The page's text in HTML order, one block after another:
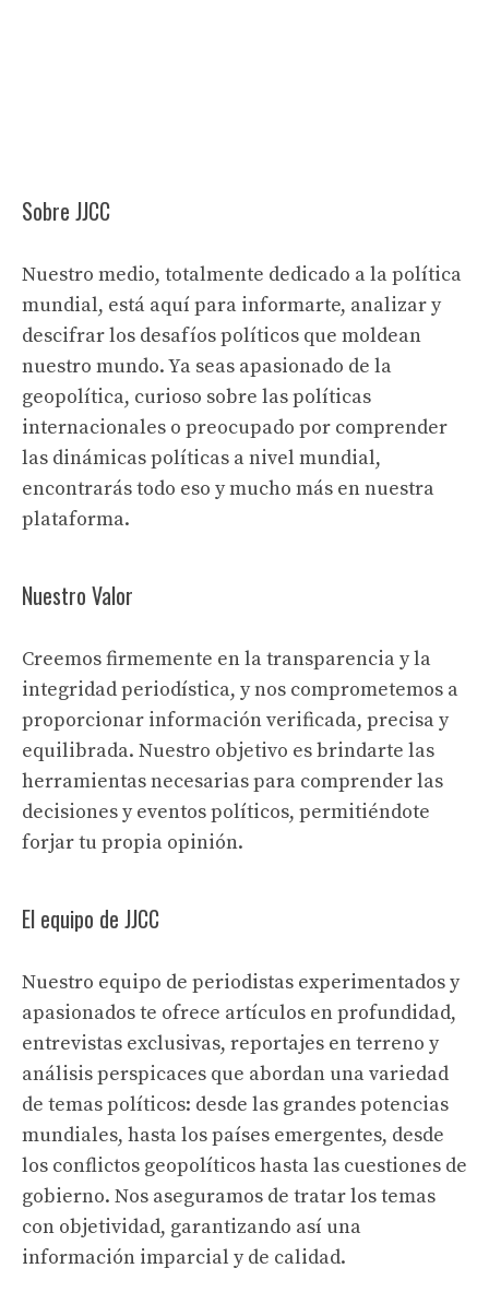
Sobre JJCC
Nuestro medio, totalmente dedicado a la política
mundial, está aquí para informarte, analizar y
descifrar los desafíos políticos que moldean
nuestro mundo. Ya seas apasionado de la
geopolítica, curioso sobre las políticas
internacionales o preocupado por comprender
las dinámicas políticas a nivel mundial,
encontrarás todo eso y mucho más en nuestra
plataforma.
Nuestro Valor
Creemos firmemente en la transparencia y la
integridad periodística, y nos comprometemos a
proporcionar información verificada, precisa y
equilibrada. Nuestro objetivo es brindarte las
herramientas necesarias para comprender las
decisiones y eventos políticos, permitiéndote
forjar tu propia opinión.
El equipo de JJCC
Nuestro equipo de periodistas experimentados y
apasionados te ofrece artículos en profundidad,
entrevistas exclusivas, reportajes en terreno y
análisis perspicaces que abordan una variedad
de temas políticos: desde las grandes potencias
mundiales, hasta los países emergentes, desde
los conflictos geopolíticos hasta las cuestiones de
gobierno. Nos aseguramos de tratar los temas
con objetividad, garantizando así una
información imparcial y de calidad.